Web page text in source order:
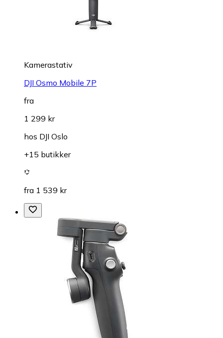
Kamerastativ
DJI Osmo Mobile 7P
fra
1 299 kr
hos DJI Oslo
+15 butikker
fra 1 539 kr